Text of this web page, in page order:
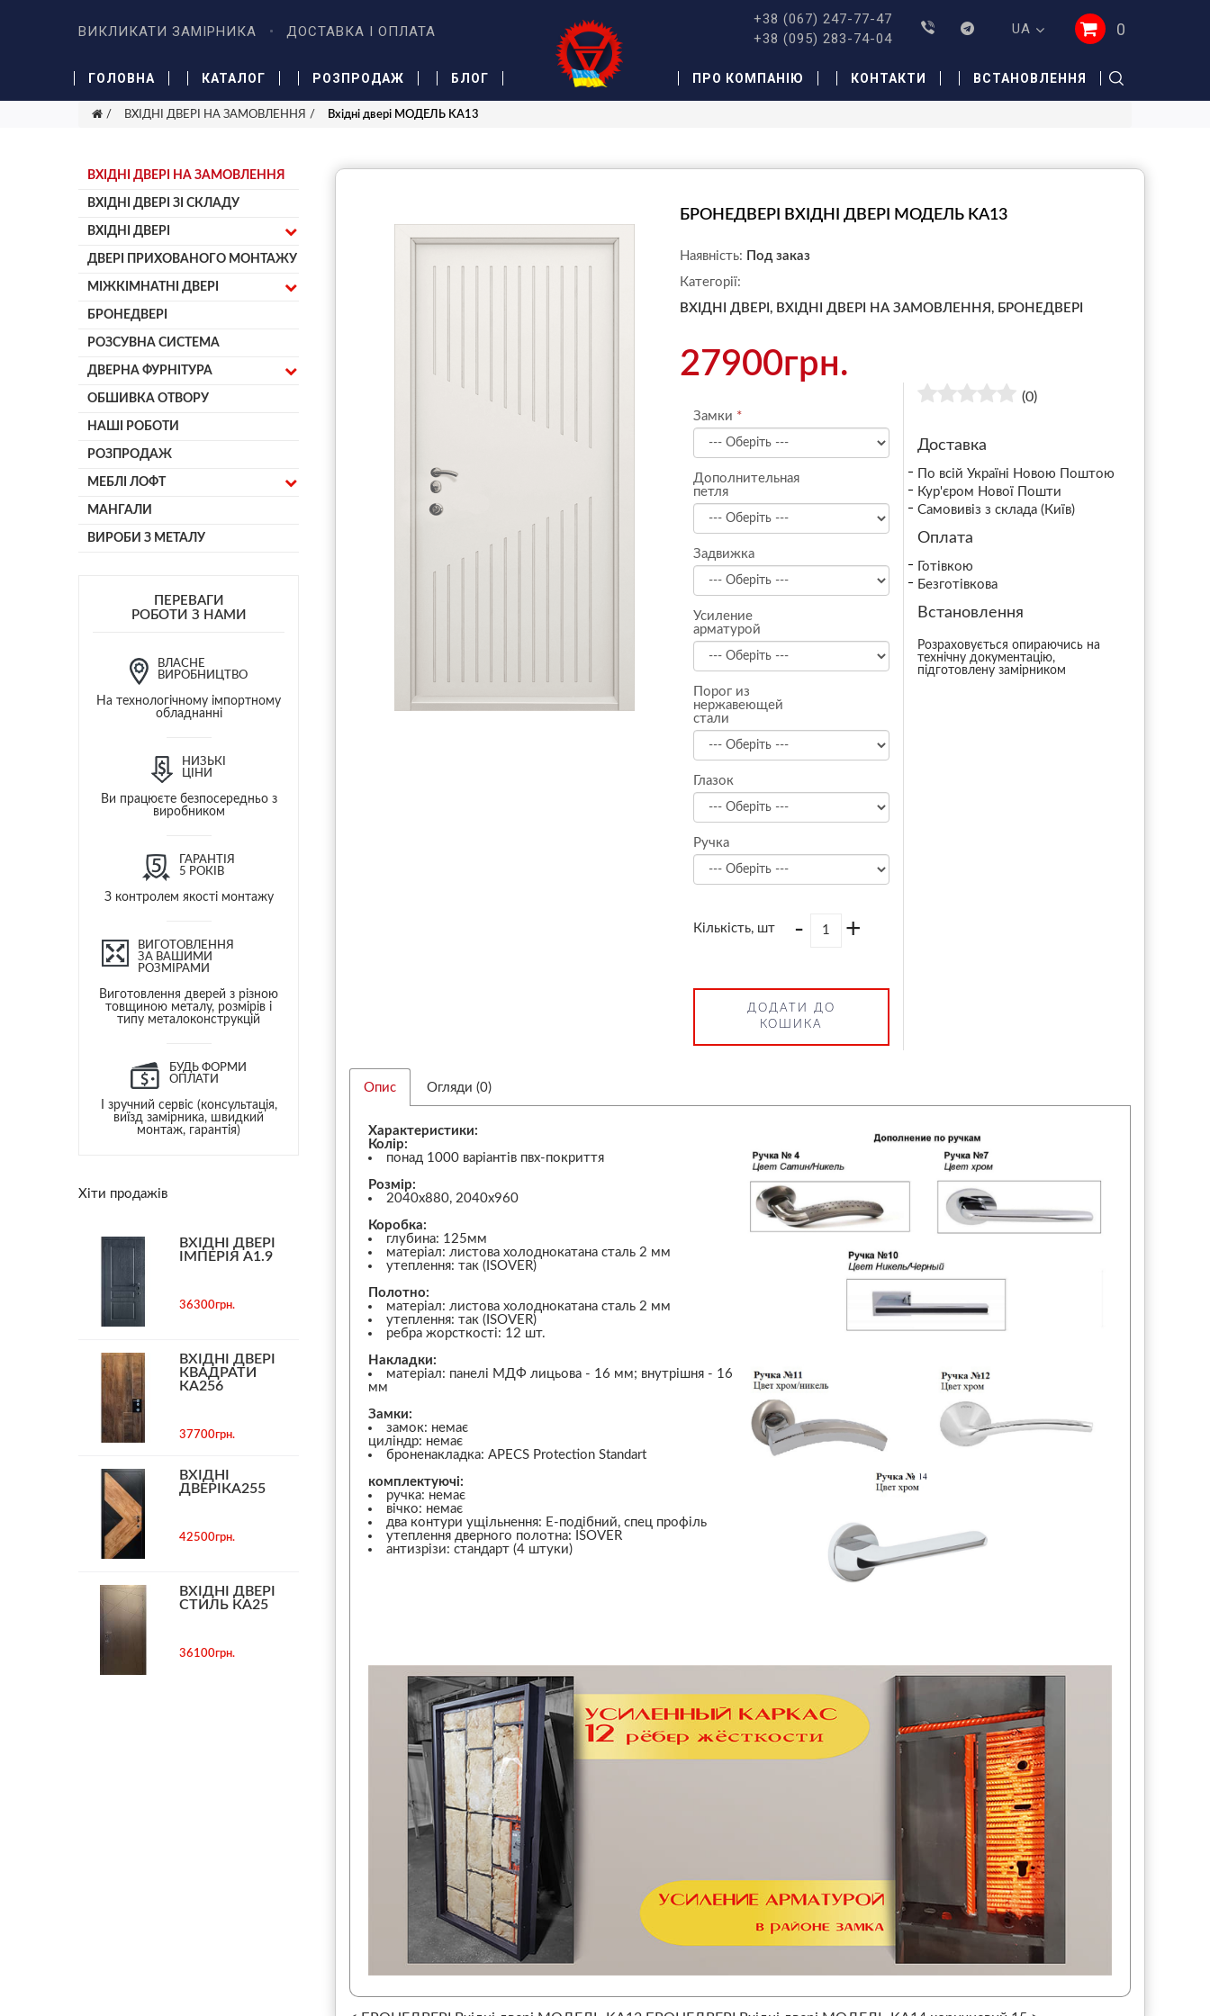
ВИКЛИКАТИ ЗАМІРНИКА ДОСТАВКА І ОПЛАТА
+38 (067) 247-77-47
+38 (095) 283-74-04
UA 0
ГОЛОВНА КАТАЛОГ РОЗПРОДАЖ БЛОГ ПРО КОМПАНІЮ КОНТАКТИ ВСТАНОВЛЕННЯ
ВХІДНІ ДВЕРІ НА ЗАМОВЛЕННЯ Вхідні двері МОДЕЛЬ KA13
ВХІДНІ ДВЕРІ НА ЗАМОВЛЕННЯ
ВХІДНІ ДВЕРІ ЗІ СКЛАДУ
ВХІДНІ ДВЕРІ
ДВЕРІ ПРИХОВАНОГО МОНТАЖУ
МІЖКІМНАТНІ ДВЕРІ
БРОНЕДВЕРІ
РОЗСУВНА СИСТЕМА
ДВЕРНА ФУРНІТУРА
ОБШИВКА ОТВОРУ
НАШІ РОБОТИ
РОЗПРОДАЖ
МЕБЛІ ЛОФТ
МАНГАЛИ
ВИРОБИ З МЕТАЛУ
ПЕРЕВАГИ
РОБОТИ З НАМИ
ВЛАСНЕ
ВИРОБНИЦТВО
На технологічному імпортному
обладнанні
НИЗЬКІ
ЦІНИ
Ви працюєте безпосередньо з
виробником
ГАРАНТІЯ
5 РОКІВ
З контролем якості монтажу
ВИГОТОВЛЕННЯ
ЗА ВАШИМИ
РОЗМІРАМИ
Виготовлення дверей з різною
товщиною металу, розмірів і
типу металоконструкцій
БУДЬ ФОРМИ
ОПЛАТИ
І зручний сервіс (консультація,
виїзд замірника, швидкий
монтаж, гарантія)
Хіти продажів
ВХІДНІ ДВЕРІ
ІМПЕРІЯ А1.9
36300грн.
ВХІДНІ ДВЕРІ
КВАДРАТИ
КА256
37700грн.
ВХІДНІ
ДВЕРІКА255
42500грн.
ВХІДНІ ДВЕРІ
СТИЛЬ КА25
36100грн.
БРОНЕДВЕРІ ВХІДНІ ДВЕРІ МОДЕЛЬ KA13
Наявність: Под заказ
Категорії:
ВХІДНІ ДВЕРІ, ВХІДНІ ДВЕРІ НА ЗАМОВЛЕННЯ, БРОНЕДВЕРІ
27900грн.
Замки
Дополнительная
петля
Задвижка
Усиление
арматурой
Порог из
нержавеющей
стали
Глазок
Ручка
Кількість, шт - +
ДОДАТИ ДО
КОШИКА
(0)
Доставка
По всій Україні Новою Поштою
Кур'єром Нової Пошти
Самовивіз з склада (Київ)
Оплата
Готівкою
Безготівкова
Встановлення
Розраховується опираючись на
технічну документацію,
підготовлену замірником
Опис Огляди (0)
Характеристики:
Колір:
понад 1000 варіантів пвх-покриття
Розмір:
2040х880, 2040х960
Коробка:
глубина: 125мм
матеріал: листова холоднокатана сталь 2 мм
утеплення: так (ISOVER)
Полотно:
матеріал: листова холоднокатана сталь 2 мм
утеплення: так (ISOVER)
ребра жорсткості: 12 шт.
Накладки:
матеріал: панелі МДФ лицьова - 16 мм; внутрішня - 16
мм
Замки:
замок: немає
циліндр: немає
броненакладка: APECS Protection Standart
комплектуючі:
ручка: немає
вічко: немає
два контури ущільнення: Е-подібний, спец профіль
утеплення дверного полотна: ISOVER
антизрізи: стандарт (4 штуки)